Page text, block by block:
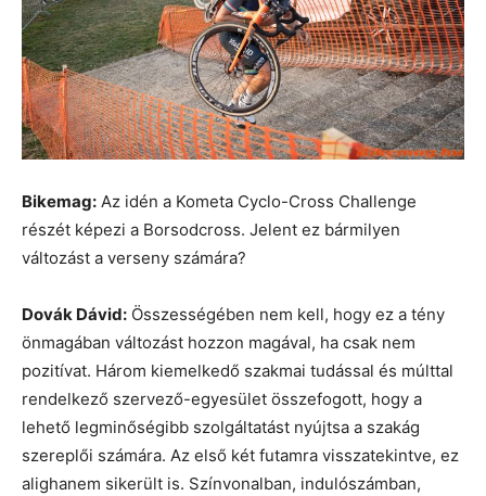
Bikemag: Az idén a Kometa Cyclo-Cross Challenge
részét képezi a Borsodcross. Jelent ez bármilyen
változást a verseny számára?
Dovák Dávid: Összességében nem kell, hogy ez a tény
önmagában változást hozzon magával, ha csak nem
pozitívat. Három kiemelkedő szakmai tudással és múlttal
rendelkező szervező-egyesület összefogott, hogy a
lehető legminőségibb szolgáltatást nyújtsa a szakág
szereplői számára. Az első két futamra visszatekintve, ez
alighanem sikerült is. Színvonalban, indulószámban,